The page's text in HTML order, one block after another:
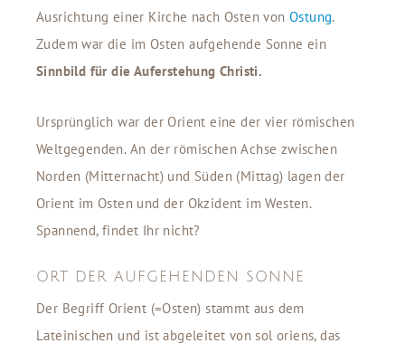
Ausrichtung einer Kirche nach Osten von Ostung.
Zudem war die im Osten aufgehende Sonne ein
Sinnbild für die Auferstehung Christi.
Ursprünglich war der Orient eine der vier römischen
Weltgegenden. An der römischen Achse zwischen
Norden (Mitternacht) und Süden (Mittag) lagen der
Orient im Osten und der Okzident im Westen.
Spannend, findet Ihr nicht?
ORT DER AUFGEHENDEN SONNE
Der Begriff Orient (=Osten) stammt aus dem
Lateinischen und ist abgeleitet von sol oriens, das